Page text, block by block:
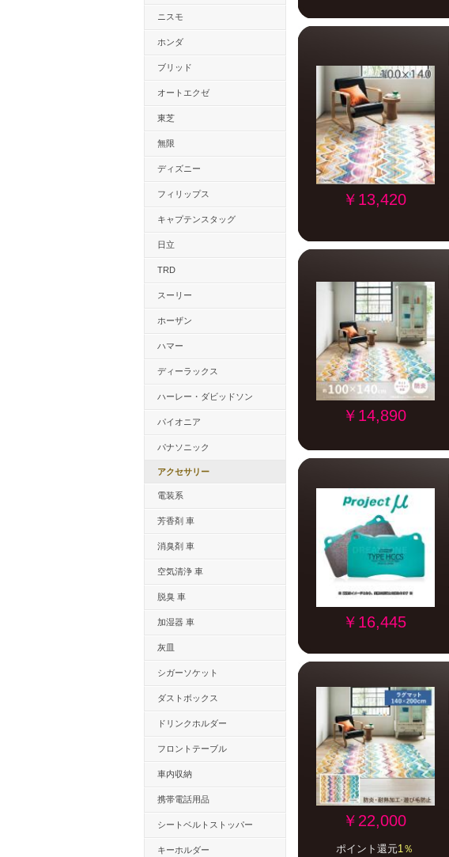
ニスモ
ホンダ
ブリッド
オートエクゼ
東芝
無限
ディズニー
フィリップス
キャプテンスタッグ
日立
TRD
スーリー
ホーザン
ハマー
ディーラックス
ハーレー・ダビッドソン
パイオニア
パナソニック
アクセサリー
電装系
芳香剤 車
消臭剤 車
空気清浄 車
脱臭 車
加湿器 車
灰皿
シガーソケット
ダストボックス
ドリンクホルダー
フロントテーブル
車内収納
携帯電話用品
シートベルトストッパー
キーホルダー
￥13,420
￥14,890
￥16,445
￥22,000
ポイント還元1％